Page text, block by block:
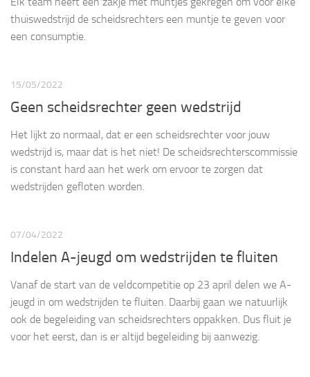
thuiswedstrijd de scheidsrechters een muntje te geven voor
een consumptie.
15/05/2022
Geen scheidsrechter geen wedstrijd
Het lijkt zo normaal, dat er een scheidsrechter voor jouw
wedstrijd is, maar dat is het niet! De scheidsrechterscommissie
is constant hard aan het werk om ervoor te zorgen dat
wedstrijden gefloten worden.
07/04/2022
Indelen A-jeugd om wedstrijden te fluiten
Vanaf de start van de veldcompetitie op 23 april delen we A-
jeugd in om wedstrijden te fluiten. Daarbij gaan we natuurlijk
ook de begeleiding van scheidsrechters oppakken. Dus fluit je
voor het eerst, dan is er altijd begeleiding bij aanwezig.